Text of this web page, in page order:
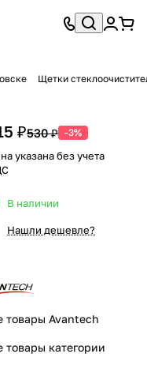
Щетки
₽530 ₽ -3%
указана без учета
В наличии
Нашли дешевле?
товары Avantech
товары категории